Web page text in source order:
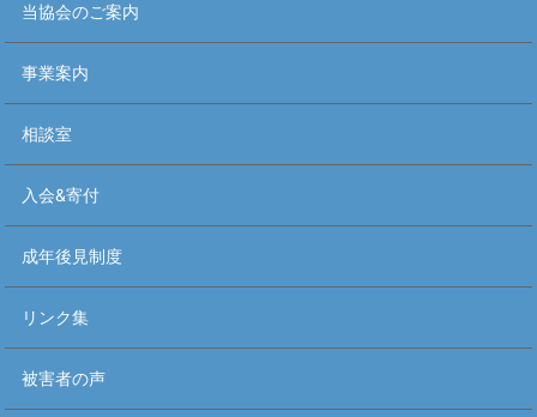
当協会のご案内
事業案内
相談室
入会&寄付
成年後見制度
リンク集
被害者の声